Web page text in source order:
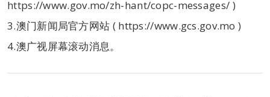
https://www.gov.mo/zh-hant/copc-messages/ )
3.澳门新闻局官方网站 ( https://www.gcs.gov.mo )
4.澳广视屏幕滚动消息。